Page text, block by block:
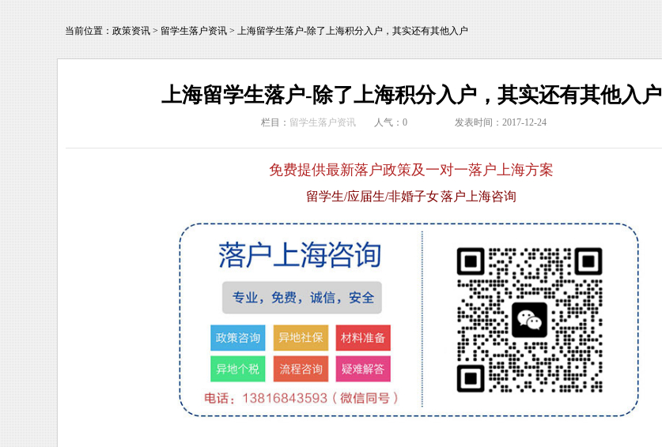
当前位置： 政策资讯 > 留学生落户资讯 > 上海留学生落户-除了上海积分入户，其实还有其他入户
上海留学生落户-除了上海积分入户，其实还有其他入户
栏目： 留学生落户资讯 人气： 0 发表时间：2017-12-24
免费提供最新落户政策及一对一落户上海方案
留学生/应届生/非婚子女 落户上海咨询